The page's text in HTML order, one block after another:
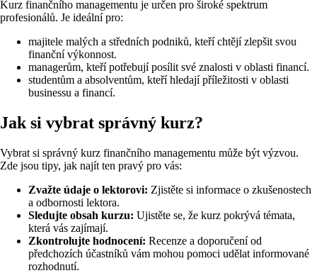
Kurz finančního managementu je určen pro široké spektrum
profesionálů. Je ideální pro:
majitele malých a středních podniků, kteří chtějí zlepšit svou
finanční výkonnost.
managerům, kteří potřebují posílit své znalosti v oblasti financí.
studentům a absolventům, kteří hledají příležitosti v oblasti
businessu a financí.
Jak si vybrat správný kurz?
Vybrat si správný kurz finančního managementu může být výzvou.
Zde jsou tipy, jak najít ten pravý pro vás:
Zvažte údaje o lektorovi: Zjistěte si informace o zkušenostech
a odbornosti lektora.
Sledujte obsah kurzu: Ujistěte se, že kurz pokrývá témata,
která vás zajímají.
Zkontrolujte hodnocení: Recenze a doporučení od
předchozích účastníků vám mohou pomoci udělat informované
rozhodnutí.